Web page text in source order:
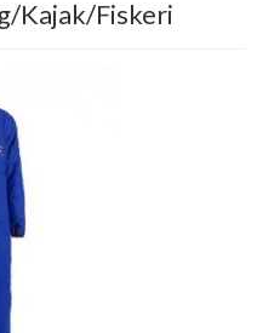
Kajak/Fiskeri